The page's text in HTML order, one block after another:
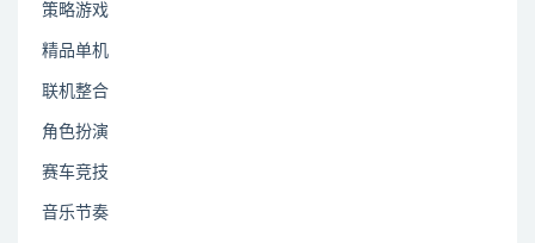
策略游戏
精品单机
联机整合
角色扮演
赛车竞技
音乐节奏